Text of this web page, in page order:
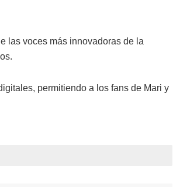
las voces más innovadoras de la
permitiendo a los fans de Mari y